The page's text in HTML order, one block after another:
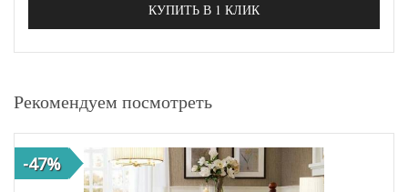
КУПИТЬ В 1 КЛИК
Рекомендуем посмотреть
-47%